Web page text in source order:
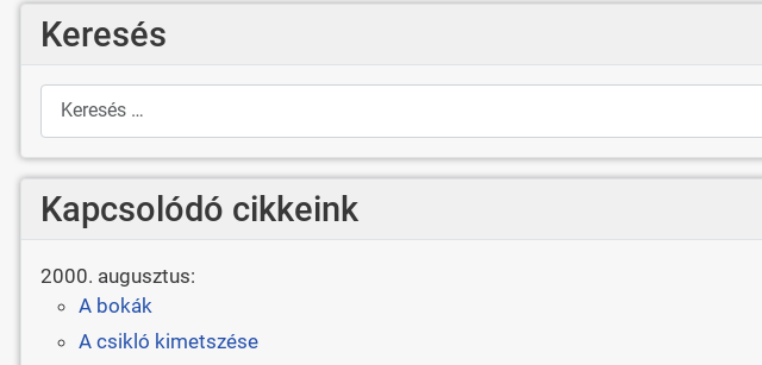
Keresés
Keresés
Kapcsolódó cikkeink
2000. augusztus:
A bokák
A csikló kimetszése